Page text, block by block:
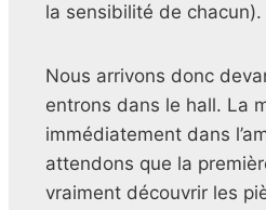
la sensibilité de chacun).
Nous arrivons donc
entrons dans le hall. La
immédiatement dans
attendons que la
vraiment découvrir les